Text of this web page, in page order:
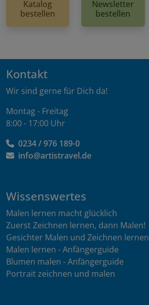
Katalog
bestellen
Newsletter
bestellen
Kontakt
Wir sind gerne für Dich da!
Montag - Freitag
8:00 - 17:00 Uhr
0234 / 976 189-0
info@artistravel.de
Wissenswertes
Malen lernen macht glücklich
Zuerst Zeichnen lernen, dann Malen!
Gesichter Malen und Zeichnen lernen
Malen lernen - Anfängerguide
Blumen malen - Anfängerguide
Portrait zeichnen und malen